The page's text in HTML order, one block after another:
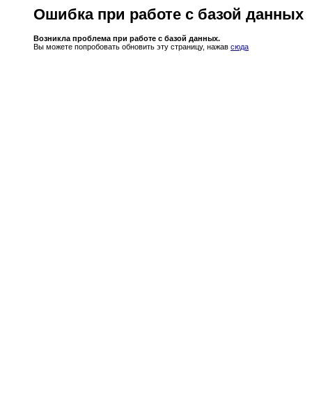
Ошибка при работе с базой данных
Возникла проблема при работе с базой данных.
Вы можете попробовать обновить эту страницу, нажав сюда